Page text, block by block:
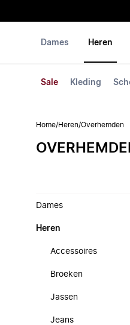
Dames Heren
Sale Kleding
Home/Heren/Overhemden
Dames
Heren
Accessoires
Broeken
Jassen
Jeans